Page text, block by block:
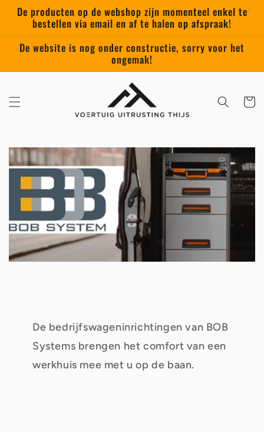
Skip to
content
De producten op de webshop zijn momenteel enkel te
bestellen via email en af te halen op afspraak!
De website is nog onder constructie, sorry voor het
ongemak!
Cart
De bedrijfswageninrichtingen van BOB
Systems brengen het comfort van een
werkhuis mee met u op de baan.